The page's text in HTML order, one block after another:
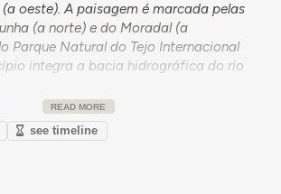
oeste). A paisagem é marcada pelas
(a norte) e do Moradal (a
Parque Natural do Tejo Internacional
integra a bacia hidrográfica do rio
por dezanove
Almaceda, Benquerenças, União de
Freguesias de Escalos de Baixo e
de Escalos de Cima e
READ MORE
see timeline